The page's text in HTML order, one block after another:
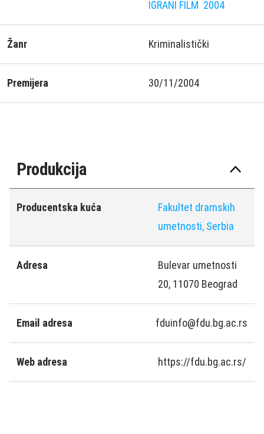
IGRANI FILM 2004
Žanr Kriminalistički
Premijera 30/11/2004
Produkcija
Producentska kuća
Fakultet dramskih
umetnosti, Serbia
Adresa
Bulevar umetnosti
20, 11070 Beograd
Email adresa fduinfo@fdu.bg.ac.rs
Web adresa https://fdu.bg.ac.rs/